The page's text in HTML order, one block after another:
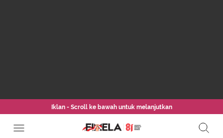
Iklan - Scroll ke bawah untuk melanjutkan